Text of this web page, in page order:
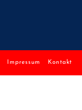
Impressum Kontakt